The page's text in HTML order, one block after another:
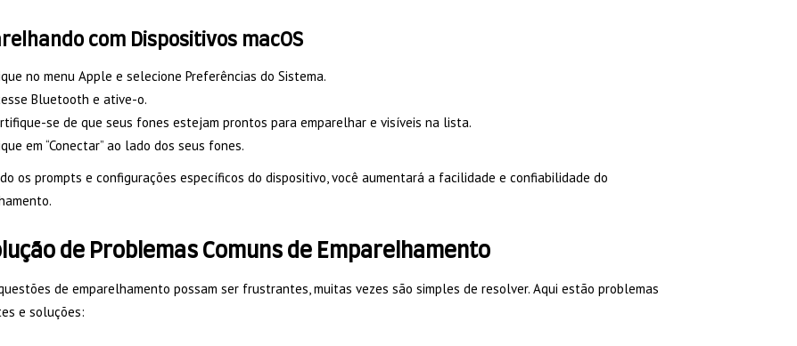
com Dispositivos macOS
no menu Apple e selecione Preferências do Sistema.
Bluetooth e ative-o.
se de que seus fones estejam prontos para emparelhar e visíveis na lista.
em “Conectar” ao lado dos seus fones.
os prompts e configurações específicos do dispositivo, você aumentará a facilidade e confiabilidade do
de Problemas Comuns de Emparelhamento
de emparelhamento possam ser frustrantes, muitas vezes são simples de resolver. Aqui estão problemas
e soluções: